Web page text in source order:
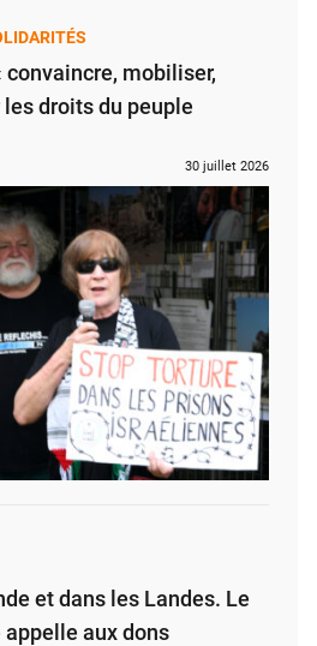
convaincre, mobiliser,
droits du peuple
30 juillet 2026
et dans les Landes. Le
aux dons